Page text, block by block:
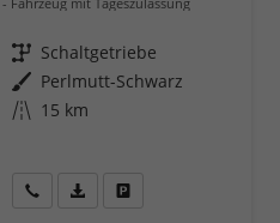
Getriebe Schaltgetriebe
Außenfarbe Perlmutt-Schwarz
Kilometerstand 15 km
Wir rufen Sie anFahrzeugexposé (PDF)